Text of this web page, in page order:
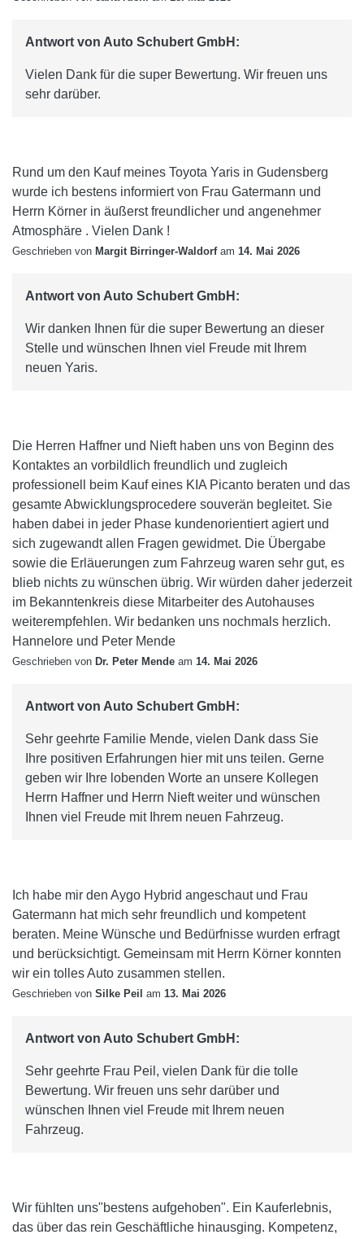
Antwort von Auto Schubert GmbH:
Vielen Dank für die super Bewertung. Wir freuen uns
sehr darüber.
Rund um den Kauf meines Toyota Yaris in Gudensberg
wurde ich bestens informiert von Frau Gatermann und
Herrn Körner in äußerst freundlicher und angenehmer
Atmosphäre . Vielen Dank !
Geschrieben von Margit Birringer-Waldorfam 14. Mai 2026
Antwort von Auto Schubert GmbH:
Wir danken Ihnen für die super Bewertung an dieser
Stelle und wünschen Ihnen viel Freude mit Ihrem
neuen Yaris.
Die Herren Haffner und Nieft haben uns von Beginn des
Kontaktes an vorbildlich freundlich und zugleich
professionell beim Kauf eines KIA Picanto beraten und das
gesamte Abwicklungsprocedere souverän begleitet. Sie
haben dabei in jeder Phase kundenorientiert agiert und
sich zugewandt allen Fragen gewidmet. Die Übergabe
sowie die Erläuerungen zum Fahrzeug waren sehr gut, es
blieb nichts zu wünschen übrig. Wir würden daher jederzeit
im Bekanntenkreis diese Mitarbeiter des Autohauses
weiterempfehlen. Wir bedanken uns nochmals herzlich.
Hannelore und Peter Mende
Geschrieben von Dr. Peter Mende am 14. Mai 2026
Antwort von Auto Schubert GmbH:
Sehr geehrte Familie Mende, vielen Dank dass Sie
Ihre positiven Erfahrungen hier mit uns teilen. Gerne
geben wir Ihre lobenden Worte an unsere Kollegen
Herrn Haffner und Herrn Nieft weiter und wünschen
Ihnen viel Freude mit Ihrem neuen Fahrzeug.
Ich habe mir den Aygo Hybrid angeschaut und Frau
Gatermann hat mich sehr freundlich und kompetent
beraten. Meine Wünsche und Bedürfnisse wurden erfragt
und berücksichtigt. Gemeinsam mit Herrn Körner konnten
wir ein tolles Auto zusammen stellen.
Geschrieben von Silke Peil am 13. Mai 2026
Antwort von Auto Schubert GmbH:
Sehr geehrte Frau Peil, vielen Dank für die tolle
Bewertung. Wir freuen uns sehr darüber und
wünschen Ihnen viel Freude mit Ihrem neuen
Fahrzeug.
Wir fühlten uns"bestens aufgehoben". Ein Kauferlebnis,
das über das rein Geschäftliche hinausging. Kompetenz,